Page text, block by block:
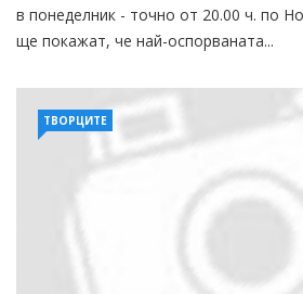
в понеделник - точно от 20.00 ч. по
ще покажат, че най-оспорваната...
ТВОРЦИТЕ